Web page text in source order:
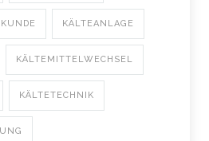
KUNDE KÄLTEANLAGE
KÄLTEMITTELWECHSEL
KÄLTETECHNIK